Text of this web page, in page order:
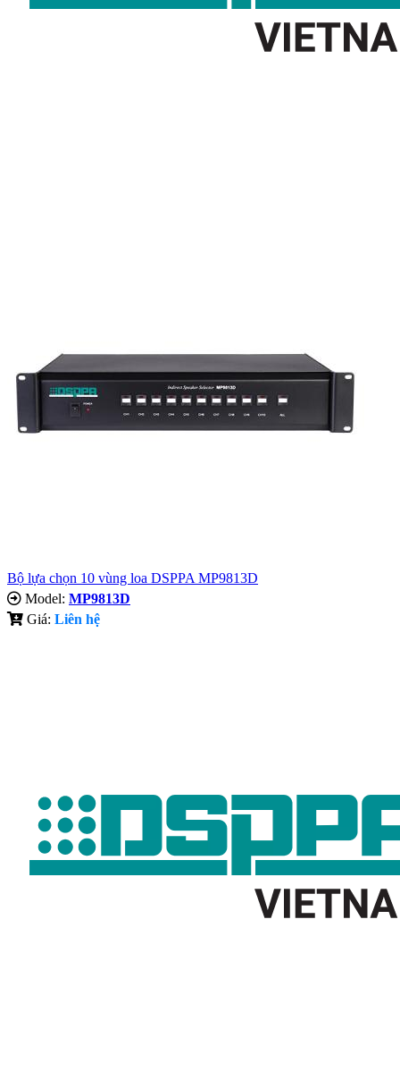
Bộ lựa chọn 10 vùng loa DSPPA MP9813D
Model: MP9813D
Giá: Liên hệ